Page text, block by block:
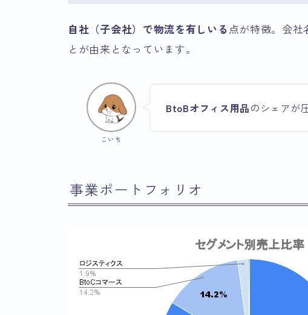
自社（子会社）で物流を有しいる 点が特徴。会
とが由来となっています。
こいち
BtoBオフィス用品のシェアが
事業ポートフォリオ